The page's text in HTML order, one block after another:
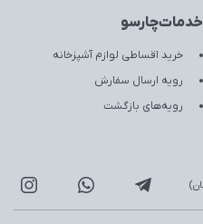
خدمات‌چارسو
خرید اقساطی لوازم آشپزخانه
رویه ارسال سفارش
رویه‌های بازگشت